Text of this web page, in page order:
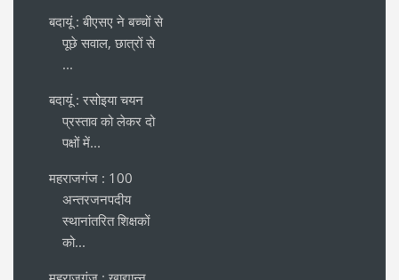
बदायूं : बीएसए ने बच्चों से
पूछे सवाल, छात्रों से
...
बदायूं : रसोइया चयन
प्रस्ताव को लेकर दो
पक्षों में...
महराजगंज : 100
अन्तरजनपदीय
स्थानांतरित शिक्षकों
को...